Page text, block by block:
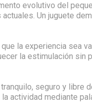
evolutivo del
Un juguete
la experiencia sea
la estimulación sin
seguro y
actividad mediante